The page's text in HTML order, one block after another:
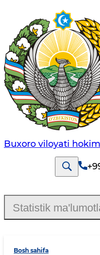
Buxoro viloyati
Bosh sahifa
Statistik